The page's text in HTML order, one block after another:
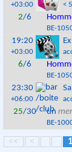
+03:00 <
2/6
BE-
19:20
+03:00
6/6
BE-
23:30
+06:00
25/30 un
BE-
<< < 1